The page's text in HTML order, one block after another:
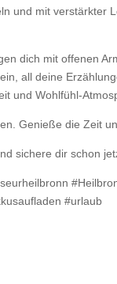
und mit verstärkter
dich mit offenen
all deine
und Wohlfühl-
Genieße die Zeit
sichere dir schon
#urlaub